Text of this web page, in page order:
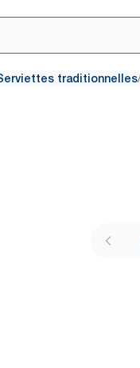
traditionnelles